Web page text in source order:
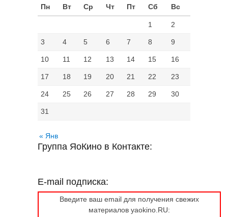
Пн
Вт Ср Чт Пт Сб Вс
1 2
3 4 5 6 7 8 9
10 11 12 13 14 15 16
17 18 19 20 21 22 23
24 25 26 27 28 29 30
31
« Янв
Группа ЯоКино в Контакте:
E-mail подписка:
Введите ваш email для получения свежих
материалов yaokino.RU: